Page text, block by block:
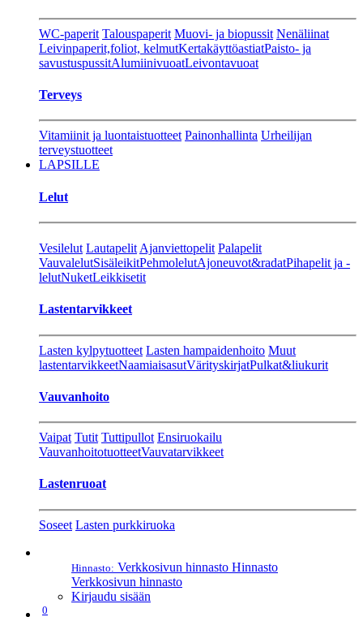
WC-paperit Talouspaperit Muovi- ja biopussit Nenäliinat
Leivinpaperit,foliot, kelmutKertakäyttöastiatPaisto- ja
savustuspussitAlumiinivuoatLeivontavuoat
Terveys
Vitamiinit ja luontaistuotteet Painonhallinta Urheilijan
terveystuotteet
LAPSILLE
Lelut
Vesilelut Lautapelit Ajanviettopelit Palapelit
VauvalelutSisäleikitPehmolelutAjoneuvot&radatPihapelit ja -
lelutNuketLeikkisetit
Lastentarvikkeet
Lasten kylpytuotteet Lasten hampaidenhoito Muut
lastentarvikkeetNaamiaisasutVärityskirjatPulkat&liukurit
Vauvanhoito
Vaipat Tutit Tuttipullot Ensiruokailu
VauvanhoitotuotteetVauvatarvikkeet
Lastenruoat
Soseet Lasten purkkiruoka
Hinnasto: Verkkosivun hinnasto Hinnasto
Verkkosivun hinnasto
Kirjaudu sisään
0